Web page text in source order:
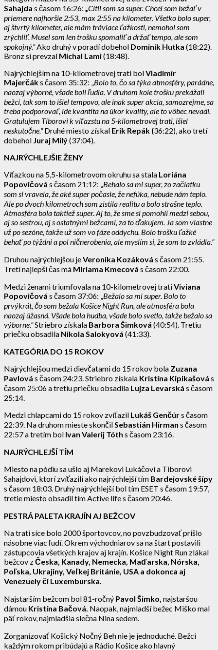
Sahajda s časom 16:26: Cítil som sa super. Chcel som bežať v
priemere najhoršie 2:53, max 2:55 na kilometer. Všetko bolo super,
aj štvrtý kilometer, ale mám tráviace ťažkosti, nemohol som
zrýchliť. Musel som len trošku spomaliť a držať tempo, ale som
spokojný.“Ako druhý v poradí dobehol Dominik Hutka (18:22).
Bronz si prevzal Michal Lami(18:48).
Najrýchlejším na 10-kilometrovej trati bolVladimír
Majerčáks časom 35:32: „ Bolo to, čo sa týka atmosféry, parádne,
naozaj výborné, všade boli ľudia. V druhom kole trošku prekážali
bežci, tak som to išiel tempovo, ale inak super akcia, samozrejme, sa
treba podporovať, ide kvantita na úkor kvality, ale to vôbec nevadí.
Gratulujem Tiborovi k víťazstu na 5-kilometrovej trati, išiel
neskutočne.“Druhé miesto získal Erik Repák (36:22), ako tretí
dobehol Juraj Milý(37:04).
NAJRÝCHLEJŠIE ŽENY
Víťazkou na 5,5-kilometrovom okruhu sa stala Loriána
Popovičová s časom 21:12: „ Behalo sa mi super, zo začiatku
som si vravela, že aké super počasie, že nefúka, nebude nám teplo.
Ale po dvoch kilometroch som zistila realitu a bolo strašne teplo.
Atmosféra bola taktiež super. Aj to, že sme si pomohli medzi sebou,
aj so sestrou, aj s ostatnými bežcami, za to ďakujem. Ja som vlastne
už po sezóne, takže už som vo fáze oddychu. Bolo trošku ťažké
behať po týždni a pol ničnerobenia, ale myslím si, že som to zvládla.“
Druhou najrýchlejšou jeVeronika Kozáková s časom 21:55.
Tretí najlepší čas má Miriama Kmecová s časom 22:00.
Medzi ženami triumfovala na 10-kilometrovej tratiViviana
Popovičová s časom 37:06: „ Bežalo sa mi super. Bolo to
prvýkrát, čo som bežala Košice Night Run, ale atmosféra bola
naozaj úžasná. Všade bola hudba, všade bolo svetlo, takže bežalo sa
výborne.“Striebro získala Barbora Šimková (40:54). Tretiu
priečku obsadila Nikola Salokyová (41:33).
KATEGÓRIA DO 15 ROKOV
Najrýchlejšou medzi dievčatami do 15 rokov bola Zuzana
Pavlová s časom 24:23. Striebro získala Kristína Kipikašová s
časom 25:06 a tretiu priečku obsadila Lujza Levarská s časom
25:14.
Medzi chlapcami do 15 rokov zvíťazil Lukáš Genčúrs časom
22:39. Na druhom mieste skončil Sebastián Hirman s časom
22:57 a tretím bol Ivan Valerij Tóth s časom 23:16.
NAJRÝCHLEJŠÍ TÍM
Miesto na pódiu sa ušlo aj Marekovi Lukáčovi a Tiborovi
Sahajdovi, ktorí zvíťazili ako najrýchlejší tím Bardejovské šípy
s časom 18:03. Druhý najrýchlejší bol tím ESET s časom 19:57,
tretie miesto obsadil tím Active life s časom 20:46.
PESTRÁ PALETA KRAJÍN AJ BEŽCOV
Na trati síce bolo 2000 športovcov, no povzbudzovať prišlo
násobne viac ľudí. Okrem východniarov sa na štart postavili
zástupcovia všetkých krajov aj krajín. Košice Night Run zlákal
bežcov zČeska, Kanady, Nemecka, Maďarska, Nórska,
Poľska, Ukrajiny, Veľkej Británie, USA a dokonca aj
Venezuely či Luxemburska.
Najstarším bežcom bol 81-ročný Pavol Šimko, najstaršou
dámou Kristína Bačová. Naopak, najmladší bežec Miško mal
päť rokov, najmladšia slečna Nina sedem.
Zorganizovať Košický Nočný Beh nie je jednoduché. Bežci
každým rokom pribúdajú a Rádio Košice ako hlavný